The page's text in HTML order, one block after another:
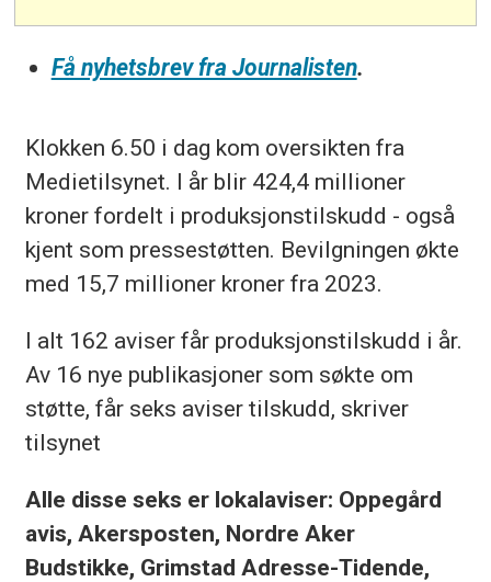
Få nyhetsbrev fra Journalisten.
Klokken 6.50 i dag kom oversikten fra
Medietilsynet. I år blir 424,4 millioner
kroner fordelt i produksjonstilskudd - også
kjent som pressestøtten. Bevilgningen økte
med 15,7 millioner kroner fra 2023.
I alt 162 aviser får produksjonstilskudd i år.
Av 16 nye publikasjoner som søkte om
støtte, får seks aviser tilskudd, skriver
tilsynet
Alle disse seks er lokalaviser: Oppegård
avis, Akersposten, Nordre Aker
Budstikke, Grimstad Adresse-Tidende,